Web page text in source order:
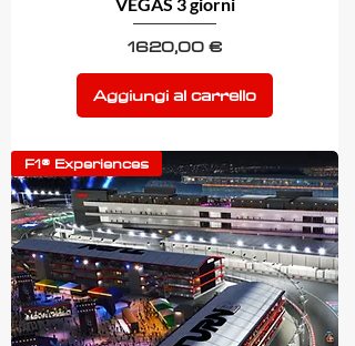
Prezzo
1620,00 €
Aggiungi al carrello
F1® Experiences